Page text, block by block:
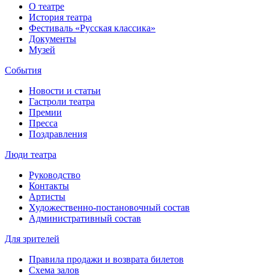
О театре
История театра
Фестиваль «Русская классика»
Документы
Музей
События
Новости и статьи
Гастроли театра
Премии
Пресса
Поздравления
Люди театра
Руководство
Контакты
Артисты
Художественно-постановочный состав
Административный состав
Для зрителей
Правила продажи и возврата билетов
Схема залов